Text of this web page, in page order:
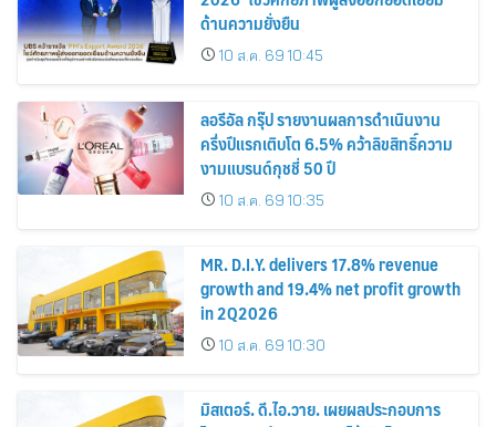
ด้านความยั่งยืน
10 ส.ค. 69 10:45
ลอรีอัล กรุ๊ป รายงานผลการดำเนินงาน
ครึ่งปีแรกเติบโต 6.5% คว้าลิขสิทธิ์ความ
งามแบรนด์กุชชี่ 50 ปี
10 ส.ค. 69 10:35
MR. D.I.Y. delivers 17.8% revenue
growth and 19.4% net profit growth
in 2Q2026
10 ส.ค. 69 10:30
มิสเตอร์. ดี.ไอ.วาย. เผยผลประกอบการ